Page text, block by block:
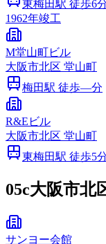
東梅田駅 徒歩6
1962年竣工
M堂山町ビル
大阪市北区 堂山町
梅田駅 徒歩—分
R&Eビル
大阪市北区 堂山町
東梅田駅 徒歩5
05c大阪市北
サンヨー会館